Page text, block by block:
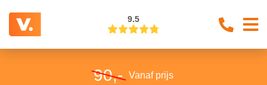
9.5
90,- Vanaf prijs